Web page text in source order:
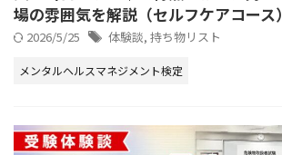
場の雰囲気を解説（セルフケアコース）
2026/5/25 体験談, 持ち物リスト
メンタルヘルスマネジメント検定